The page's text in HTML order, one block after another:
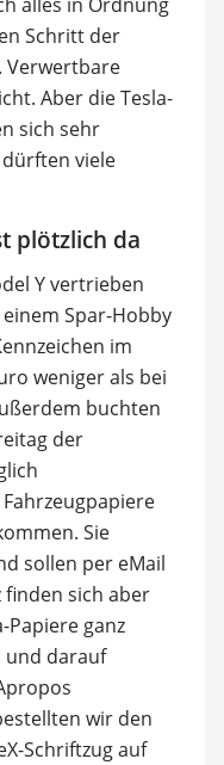
Schritt der
Verwertbare
Aber die Tesla-
sich sehr
viele
plötzlich da
Y vertrieben
Spar-Hobby
im
weniger als bei
buchten
der
Sie
sollen per eMail
sich aber
Papiere ganz
und darauf
wir den
Schriftzug auf